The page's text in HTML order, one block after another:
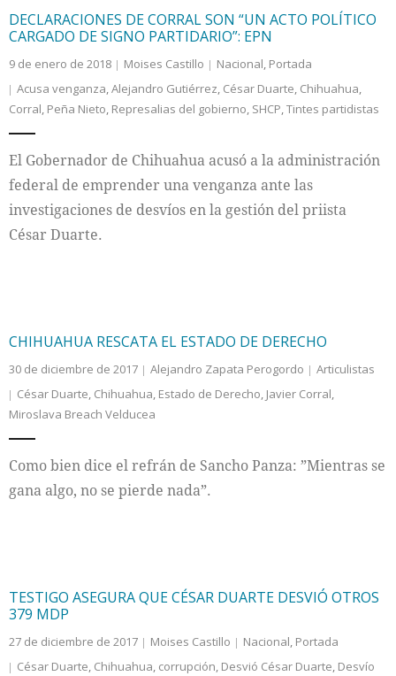
DECLARACIONES DE CORRAL SON “UN ACTO POLÍTICO
CARGADO DE SIGNO PARTIDARIO”: EPN
9 de enero de 2018 Moises Castillo Nacional, Portada
Acusa venganza,Alejandro Gutiérrez, César Duarte, Chihuahua,
Corral, Peña Nieto, Represalias del gobierno, SHCP,Tintes partidistas
El Gobernador de Chihuahua acusó a la administración
federal de emprender una venganza ante las
investigaciones de desvíos en la gestión del priista
César Duarte.
CHIHUAHUA RESCATA EL ESTADO DE DERECHO
30 de diciembre de 2017 Alejandro Zapata Perogordo
Articulistas
César Duarte, Chihuahua, Estado de Derecho, Javier Corral,
Miroslava Breach Velducea
Como bien dice el refrán de Sancho Panza: ”Mientras se
gana algo, no se pierde nada”.
TESTIGO ASEGURA QUE CÉSAR DUARTE DESVIÓ OTROS
379 MDP
27 de diciembre de 2017 Moises Castillo Nacional, Portada
César Duarte, Chihuahua, corrupción, Desvió César Duarte, Desvío